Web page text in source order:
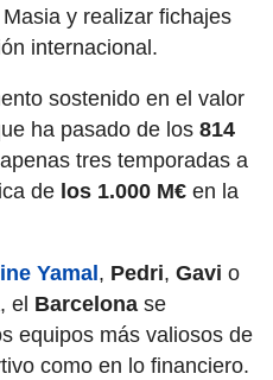
y realizar fichajes
internacional.
sostenido en el valor
ha pasado de los 814
tres temporadas a
de los 1.000 M€ en la
Yamal , Pedri, Gavi o
el Barcelona se
equipos más valiosos de
como en lo financiero.